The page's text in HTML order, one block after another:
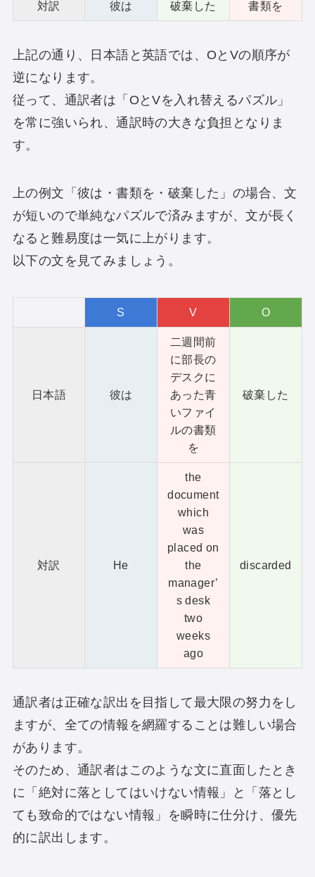
対訳 彼は 破棄した 書類を
上記の通り、日本語と英語では、OとVの順序が
逆になります。
従って、通訳者は「OとVを入れ替えるパズル」
を常に強いられ、通訳時の大きな負担となりま
す。
上の例文「彼は・書類を・破棄した」の場合、文
が短いので単純なパズルで済みますが、文が長く
なると難易度は一気に上がります。
以下の文を見てみましょう。
S V O
日本語 彼は
二週間前
に部長の
デスクに
あった青
いファイ
ルの書類
を
破棄した
対訳 He
the
document
which
was
placed on
the
manager’
s desk
two
weeks
ago
discarded
通訳者は正確な訳出を目指して最大限の努力をし
ますが、全ての情報を網羅することは難しい場合
があります。
そのため、通訳者はこのような文に直面したとき
に「絶対に落としてはいけない情報」と「落とし
ても致命的ではない情報」を瞬時に仕分け、優先
的に訳出します。